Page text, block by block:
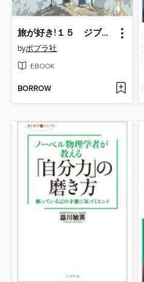
旅が好き!１５ ジブン未来図鑑 職場体験完全ガイド＋
byポプラ社
EBOOK
BORROW